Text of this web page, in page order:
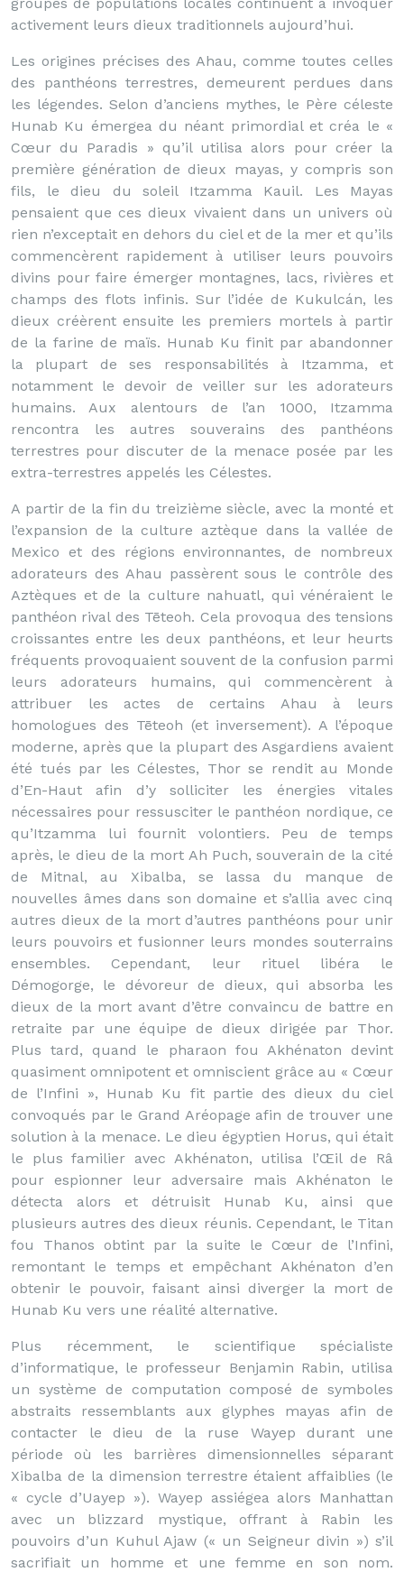
activement leurs dieux traditionnels aujourd’hui.
Les origines précises des Ahau, comme toutes celles
des panthéons terrestres, demeurent perdues dans
les légendes. Selon d’anciens mythes, le Père céleste
Hunab Ku émergea du néant primordial et créa le «
Cœur du Paradis » qu’il utilisa alors pour créer la
première génération de dieux mayas, y compris son
fils, le dieu du soleil Itzamma Kauil. Les Mayas
pensaient que ces dieux vivaient dans un univers où
rien n’exceptait en dehors du ciel et de la mer et qu’ils
commencèrent rapidement à utiliser leurs pouvoirs
divins pour faire émerger montagnes, lacs, rivières et
champs des flots infinis. Sur l’idée de Kukulcán, les
dieux créèrent ensuite les premiers mortels à partir
de la farine de maïs. Hunab Ku finit par abandonner
la plupart de ses responsabilités à Itzamma, et
notamment le devoir de veiller sur les adorateurs
humains. Aux alentours de l’an 1000, Itzamma
rencontra les autres souverains des panthéons
terrestres pour discuter de la menace posée par les
extra-terrestres appelés les Célestes.
A partir de la fin du treizième siècle, avec la monté et
l’expansion de la culture aztèque dans la vallée de
Mexico et des régions environnantes, de nombreux
adorateurs des Ahau passèrent sous le contrôle des
Aztèques et de la culture nahuatl, qui vénéraient le
panthéon rival des Tēteoh. Cela provoqua des tensions
croissantes entre les deux panthéons, et leur heurts
fréquents provoquaient souvent de la confusion parmi
leurs adorateurs humains, qui commencèrent à
attribuer les actes de certains Ahau à leurs
homologues des Tēteoh (et inversement). A l’époque
moderne, après que la plupart des Asgardiens avaient
été tués par les Célestes, Thor se rendit au Monde
d’En-Haut afin d’y solliciter les énergies vitales
nécessaires pour ressusciter le panthéon nordique, ce
qu’Itzamma lui fournit volontiers. Peu de temps
après, le dieu de la mort Ah Puch, souverain de la cité
de Mitnal, au Xibalba, se lassa du manque de
nouvelles âmes dans son domaine et s’allia avec cinq
autres dieux de la mort d’autres panthéons pour unir
leurs pouvoirs et fusionner leurs mondes souterrains
ensembles. Cependant, leur rituel libéra le
Démogorge, le dévoreur de dieux, qui absorba les
dieux de la mort avant d’être convaincu de battre en
retraite par une équipe de dieux dirigée par Thor.
Plus tard, quand le pharaon fou Akhénaton devint
quasiment omnipotent et omniscient grâce au « Cœur
de l’Infini », Hunab Ku fit partie des dieux du ciel
convoqués par le Grand Aréopage afin de trouver une
solution à la menace. Le dieu égyptien Horus, qui était
le plus familier avec Akhénaton, utilisa l’Œil de Râ
pour espionner leur adversaire mais Akhénaton le
détecta alors et détruisit Hunab Ku, ainsi que
plusieurs autres des dieux réunis. Cependant, le Titan
fou Thanos obtint par la suite le Cœur de l’Infini,
remontant le temps et empêchant Akhénaton d’en
obtenir le pouvoir, faisant ainsi diverger la mort de
Hunab Ku vers une réalité alternative.
Plus récemment, le scientifique spécialiste
d’informatique, le professeur Benjamin Rabin, utilisa
un système de computation composé de symboles
abstraits ressemblants aux glyphes mayas afin de
contacter le dieu de la ruse Wayep durant une
période où les barrières dimensionnelles séparant
Xibalba de la dimension terrestre étaient affaiblies (le
« cycle d’Uayep »). Wayep assiégea alors Manhattan
avec un blizzard mystique, offrant à Rabin les
pouvoirs d’un Kuhul Ajaw (« un Seigneur divin ») s’il
sacrifiait un homme et une femme en son nom.